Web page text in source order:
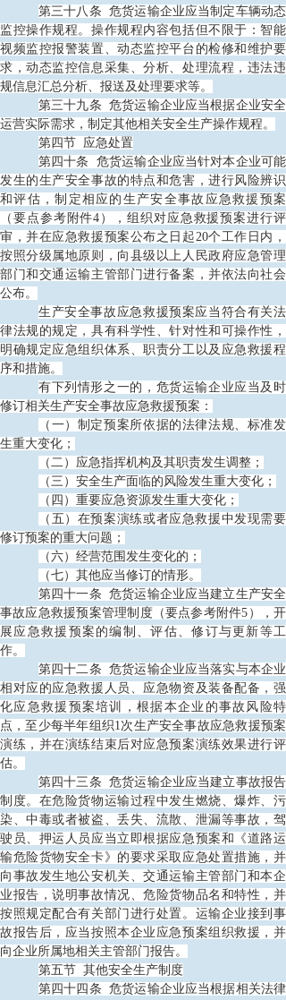
第三十八条 危货运输企业应当制定车辆动态
监控操作规程。操作规程内容包括但不限于：智能
视频监控报警装置、动态监控平台的检修和维护要
求，动态监控信息采集、分析、处理流程，违法违
规信息汇总分析、报送及处理要求等。
第三十九条 危货运输企业应当根据企业安全
运营实际需求，制定其他相关安全生产操作规程。
第四节 应急处置
第四十条
危货运输企业应当针对本企业可能
发生的生产安全事故的特点和危害，进行风险辨识
和评估，制定相应的生产安全事故应急救援预案
（要点参考附件4），组织对应急救援预案进行评
审，并在应急救援预案公布之日起20个工作日内，
按照分级属地原则，向县级以上人民政府应急管理
部门和交通运输主管部门进行备案，并依法向社会
公布。
生产安全事故应急救援预案应当符合有关法
律法规的规定，具有科学性、针对性和可操作性，
明确规定应急组织体系、职责分工以及应急救援程
序和措施。
有下列情形之一的，危货运输企业应当及时
修订相关生产安全事故应急救援预案：
（一）制定预案所依据的法律法规、标准发
生重大变化；
（二）应急指挥机构及其职责发生调整；
（三）安全生产面临的风险发生重大变化；
（四）重要应急资源发生重大变化；
（五）在预案演练或者应急救援中发现需要
修订预案的重大问题；
（六）经营范围发生变化的；
（七）其他应当修订的情形。
第四十一条 危货运输企业应当建立生产安全
事故应急救援预案管理制度（要点参考附件5），开
展应急救援预案的编制、评估、修订与更新等工
作。
第四十二条 危货运输企业应当落实与本企业
相对应的应急救援人员、应急物资及装备配备，强
化应急救援预案培训，根据本企业的事故风险特
点，至少每半年组织1次生产安全事故应急救援预案
演练，并在演练结束后对应急预案演练效果进行评
估。
第四十三条 危货运输企业应当建立事故报告
制度。在危险货物运输过程中发生燃烧、爆炸、污
染、中毒或者被盗、丢失、流散、泄漏等事故，驾
驶员、押运人员应当立即根据应急预案和《道路运
输危险货物安全卡》的要求采取应急处置措施，并
向事故发生地公安机关、交通运输主管部门和本企
业报告，说明事故情况、危险货物品名和特性，并
按照规定配合有关部门进行处置。运输企业接到事
故报告后，应当按照本企业应急预案组织救援，并
向企业所属地相关主管部门报告。
第五节 其他安全生产制度
第四十四条 危货运输企业应当根据相关法律